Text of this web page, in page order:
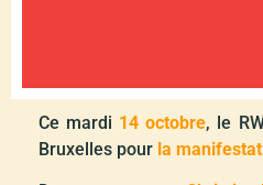
Ce mardi 14 octobre, le
Bruxelles pour la